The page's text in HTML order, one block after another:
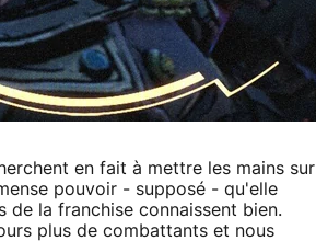
en fait à mettre les mains sur
pouvoir - supposé - qu'elle
de la franchise connaissent bien.
plus de combattants et nous